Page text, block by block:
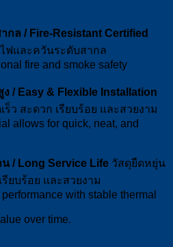
ล / Fire-Resistant Certified
ฟและควันระดับสากล
fire and smoke safety
/ Easy & Flexible Installation
ว สะดวก เรียบร้อย และสวยงาม
allows for quick, neat, and
/ Long Service Life วัสดุยืดหยุ่น
รียบร้อย และสวยงาม
with stable thermal
over time.